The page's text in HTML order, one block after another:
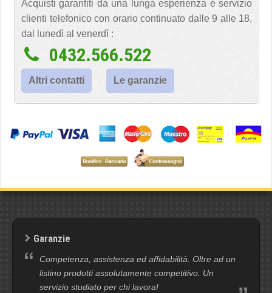
Acquisti garantiti da una lunga esperienza e servizio
clienti telefonico con orario continuato dalle 9 alle 18,
dal lunedì al venerdì :
0432.566.522
Altri contatti Le garanzie
Garanzie
Competenza, assistenza ed affidabilità. Oltre ad un
listino prodotti assolutamente competitivo. Un
servizio studiato per chi lavora!